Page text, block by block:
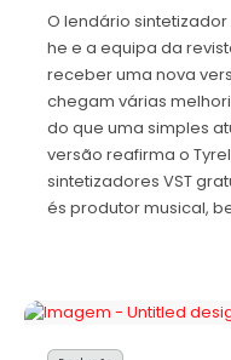
O lendário
he e a equipa da
receber uma nova
chegam várias
do que uma simples
versão reafirma o
sintetizadores VST
és produtor musical,